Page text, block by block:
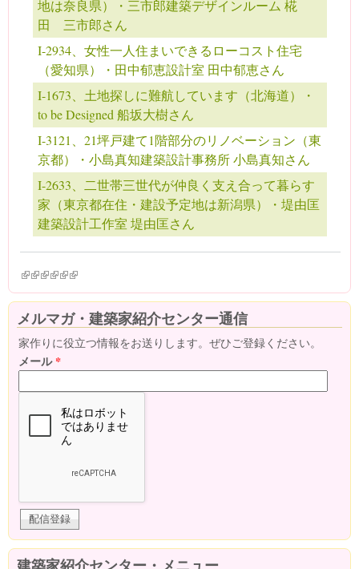
地は奈良県）・三市郎建築デザインルーム 椛
田 三市郎さん
I-2934、女性一人住まいできるローコスト住宅
（愛知県）・田中郁恵設計室 田中郁恵さん
I-1673、土地探しに難航しています（北海道）・
to be Designed 船坂大樹さん
I-3121、21坪戸建て1階部分のリノベーション（東
京都）・小島真知建築設計事務所 小島真知さん
I-2633、二世帯三世代が仲良く支え合って暮らす
家（東京都在住・建設予定地は新潟県）・堤由匡
建築設計工作室 堤由匡さん
(link is external)
(link is external)
(link is external)
(link is external)
(link is external)
(link is external)
メルマガ・建築家紹介センター通信
家作りに役立つ情報をお送りします。ぜひご登録ください。
メール*